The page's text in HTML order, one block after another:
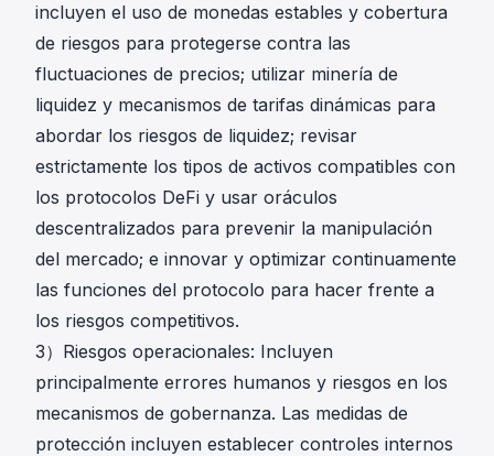
incluyen el uso de monedas estables y cobertura
de riesgos para protegerse contra las
fluctuaciones de precios; utilizar minería de
liquidez y mecanismos de tarifas dinámicas para
abordar los riesgos de liquidez; revisar
estrictamente los tipos de activos compatibles con
los protocolos DeFi y usar oráculos
descentralizados para prevenir la manipulación
del mercado; e innovar y optimizar continuamente
las funciones del protocolo para hacer frente a
los riesgos competitivos.
3）Riesgos operacionales: Incluyen
principalmente errores humanos y riesgos en los
mecanismos de gobernanza. Las medidas de
protección incluyen establecer controles internos